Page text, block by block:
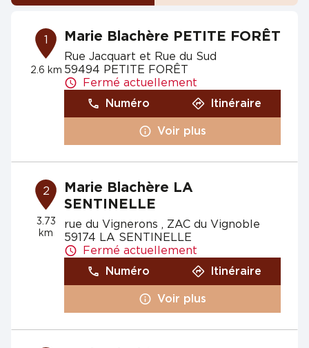
1
2.6 km
Marie Blachère PETITE FORÊT
Rue Jacquart et Rue du Sud
59494 PETITE FORÊT
Fermé actuellement
Numéro
Itinéraire
Voir plus
2
3.73
km
Marie Blachère LA
SENTINELLE
rue du Vignerons , ZAC du Vignoble
59174 LA SENTINELLE
Fermé actuellement
Numéro
Itinéraire
Voir plus